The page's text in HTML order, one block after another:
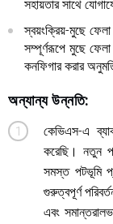
সহায়তার সাথে
স্বয়ংক্রিয়-মুছে
সম্পূর্ণরূপে মুছে
কনফিগার করার
অন্যান্য উন্নতি:
কেভিএস-এ
করেছি। নতুন
সমস্ত পটভূমি
গুরুত্বপূর্ণ
এবং